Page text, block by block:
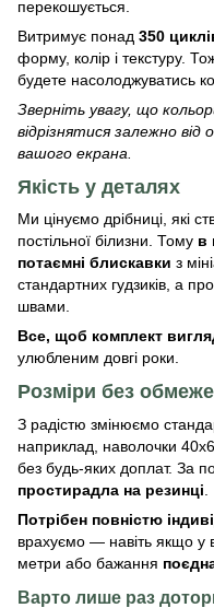
перекошується.
Витримує понад 350
форму, колір і текстуру.
будете насолоджуватись
Зверніть увагу, що
відрізнятися залежно
вашого екрана.
Якість у деталях
Ми цінуємо дрібниці, які
постільної білизни. Тому в
потаємні блискавки з
стандартних гудзиків, а
швами.
Все, щоб комплект
улюбленим довгі роки.
Розміри без
З радістю змінюємо
наприклад, наволочки
без будь-яких доплат. За
простирадла на резинці
Потрібен повністю
врахуємо — навіть якщо у
метри або бажання
Варто лише раз